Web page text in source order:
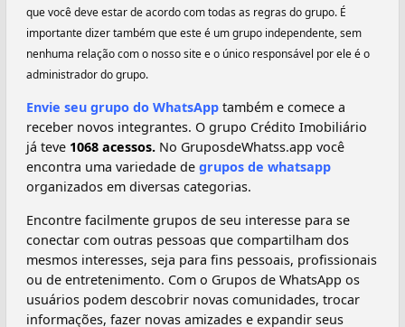
que você deve estar de acordo com todas as regras do grupo. É
importante dizer também que este é um grupo independente, sem
nenhuma relação com o nosso site e o único responsável por ele é o
administrador do grupo.
Envie seu grupo do WhatsApp também e comece a
receber novos integrantes. O grupo Crédito Imobiliário
já teve 1068 acessos. No GruposdeWhatss.app você
encontra uma variedade de grupos de whatsapp
organizados em diversas categorias.
Encontre facilmente grupos de seu interesse para se
conectar com outras pessoas que compartilham dos
mesmos interesses, seja para fins pessoais, profissionais
ou de entretenimento. Com o Grupos de WhatsApp os
usuários podem descobrir novas comunidades, trocar
informações, fazer novas amizades e expandir seus